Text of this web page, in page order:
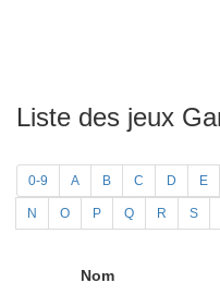
Liste des jeux
0-9 A B C D E
N O P Q R S
Nom